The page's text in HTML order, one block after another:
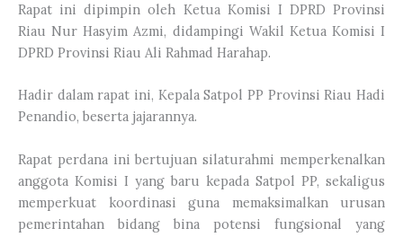
Rapat ini dipimpin oleh Ketua Komisi I DPRD Provinsi
Riau Nur Hasyim Azmi, didampingi Wakil Ketua Komisi I
DPRD Provinsi Riau Ali Rahmad Harahap.
Hadir dalam rapat ini, Kepala Satpol PP Provinsi Riau Hadi
Penandio, beserta jajarannya.
Rapat perdana ini bertujuan silaturahmi memperkenalkan
anggota Komisi I yang baru kepada Satpol PP, sekaligus
memperkuat koordinasi guna memaksimalkan urusan
pemerintahan bidang bina potensi fungsional yang